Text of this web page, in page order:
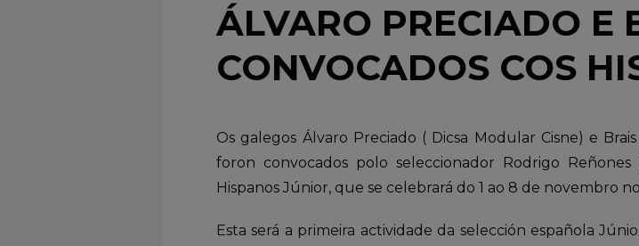
ÁLVARO PRECIADO E
CONVOCADOS COS
Os galegos Álvaro Preciado ( Dicsa Modular Cisne) e
foron convocados polo seleccionador Rodrigo
Hispanos Júnior, que se celebrará do 1 ao 8 de novembro
Esta será a primeira actividade da selección española